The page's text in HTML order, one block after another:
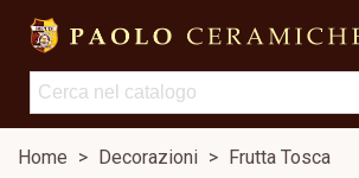
Home > Decorazioni > Frutta Tosca